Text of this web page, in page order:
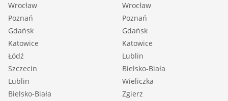
Wrocław
Poznań
Gdańsk
Katowice
Łódź
Szczecin
Lublin
Bielsko-Biała
Wrocław
Poznań
Gdańsk
Katowice
Lublin
Bielsko-Biała
Wieliczka
Zgierz